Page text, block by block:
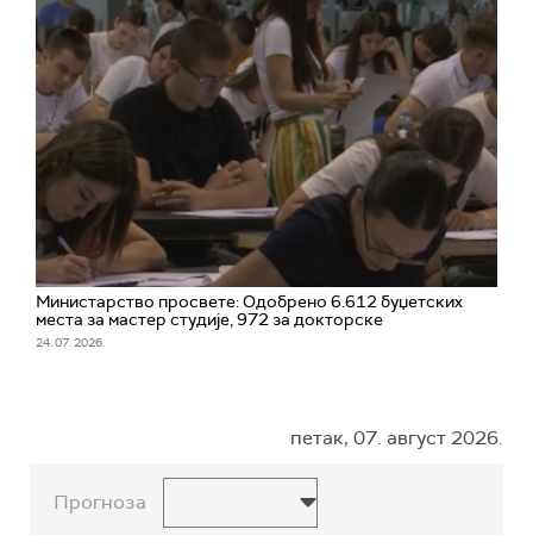
Министарство просвете: Одобрено 6.612 буџетских
места за мастер студије, 972 за докторске
24. 07. 2026.
петак, 07. август 2026.
Прогноза